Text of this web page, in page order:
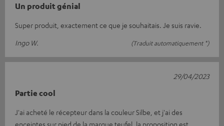
Un produit génial
Super produit, exactement ce que je souhaitais. Je suis ravie.
Ingo W.
(Traduit automatiquement *)
Partie cool
J'ai acheté le récepteur dans la couleur Silbe, et j'ai des
enceintes sur pied de la marque teufel, la proposition est
29/04/2023